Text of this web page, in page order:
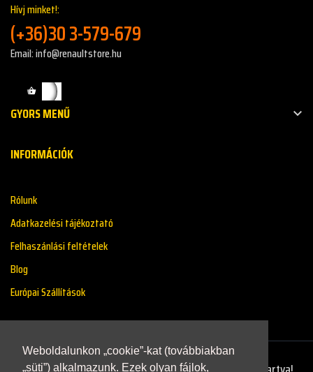
Weboldalunkon „cookie”-kat (továbbiakban
„süti”) alkalmazunk. Ezek olyan fájlok,
Hívj minket!:
(+36)30 3-579-679
Email: info@renaultstore.hu
GYORS MENŰ 
INFORMÁCIÓK
Rólunk
Adatkazelési tájékoztató
Felhaszánlási feltételek
Blog
Európai Szállítások